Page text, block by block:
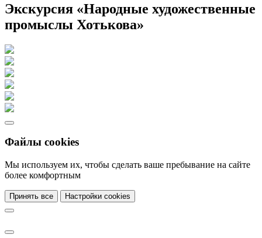
Экскурсия «Народные художественные
промыслы Хотькова»
Файлы cookies
Мы используем их, чтобы сделать ваше пребывание на сайте
более комфортным
Принять все Настройки cookies